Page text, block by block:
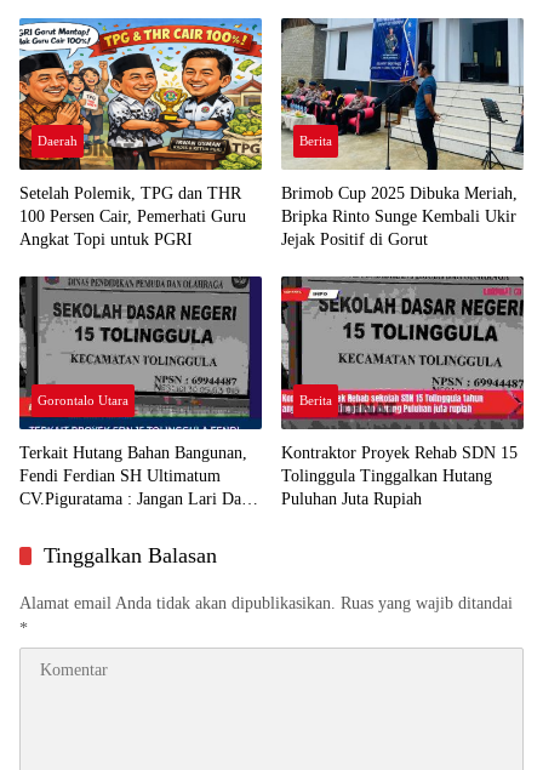
Daerah
Setelah Polemik, TPG dan THR
100 Persen Cair, Pemerhati Guru
Angkat Topi untuk PGRI
Berita
Brimob Cup 2025 Dibuka Meriah,
Bripka Rinto Sunge Kembali Ukir
Jejak Positif di Gorut
Gorontalo Utara
Terkait Hutang Bahan Bangunan,
Fendi Ferdian SH Ultimatum
CV.Piguratama : Jangan Lari Dari
Berita
Kontraktor Proyek Rehab SDN 15
Tolinggula Tinggalkan Hutang
Puluhan Juta Rupiah
Tinggalkan Balasan
Alamat email Anda tidak akan dipublikasikan. Ruas yang wajib ditandai
*